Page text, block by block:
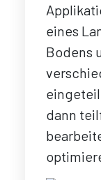
eines
Bodens
dann